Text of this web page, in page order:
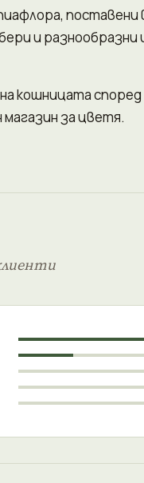
поставени
и
кошницата според
за цветя.